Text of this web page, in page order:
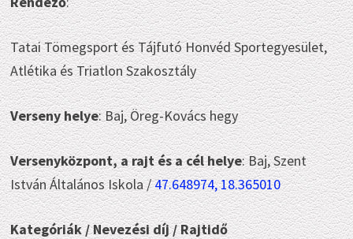
Tatai Tömegsport és Tájfutó Honvéd Sportegyesület,
Atlétika és Triatlon Szakosztály
Verseny helye: Baj, Öreg-Kovács hegy
Versenyközpont, a rajt és a cél helye: Baj, Szent
István Általános Iskola /47.648974, 18.365010
Kategóriák /Nevezési díj / Rajtidő